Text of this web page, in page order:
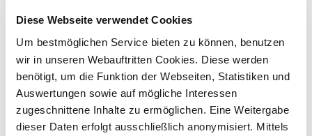
Diese Webseite verwendet Cookies
Um bestmöglichen Service bieten zu können, benutzen
wir in unseren Webauftritten Cookies. Diese werden
benötigt, um die Funktion der Webseiten, Statistiken und
Auswertungen sowie auf mögliche Interessen
zugeschnittene Inhalte zu ermöglichen. Eine Weitergabe
dieser Daten erfolgt ausschließlich anonymisiert. Mittels
An- und Abreise
Anreise: 15:00 - 23:30 Abreise: 08:00 - 10:00
Services